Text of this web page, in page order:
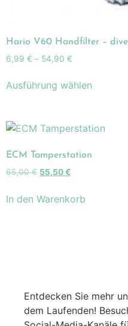
Hario V60 Handfilter –
6,99 € – 54,90 €
Ausführung wählen
ECM Tamperstation
65,00€ 55,50€
In den Warenkorb
Entdecken Sie mehr
dem Laufenden!